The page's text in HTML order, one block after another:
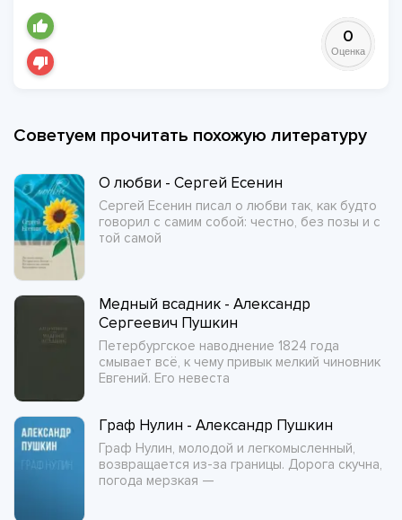
0
Оценка
Советуем прочитать похожую литературу
О любви - Сергей Есенин
Сергей Есенин писал о любви так, как будто
говорил с самим собой: честно, без позы и с
той самой
Медный всадник - Александр
Сергеевич Пушкин
Петербургское наводнение 1824 года
смывает всё, к чему привык мелкий чиновник
Евгений. Его невеста
Граф Нулин - Александр Пушкин
Граф Нулин, молодой и легкомысленный,
возвращается из-за границы. Дорога скучна,
погода мерзкая —